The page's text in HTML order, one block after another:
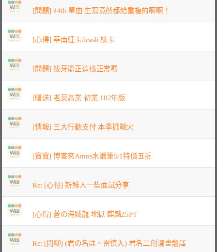
[問題] 44th 單曲 生寫竟然都給重複的啊啊！
[心得] 華南紅卡/icash 核卡
[問題] 拔牙矯正這樣正常嗎
[贈送] 老莫高業 初業 102年版
[情報] 三大行動支付 本季掀戰火
[寶寶] 博客來Amos水蠟筆5/1特價五折
Re: [心得] 新鮮人一些面試分享
[心得] 蒼の海賊龍 地獄 麒麟25PT
Re: [閒聊] (君の名は。雷慎入) 君名二創漫畫翻譯